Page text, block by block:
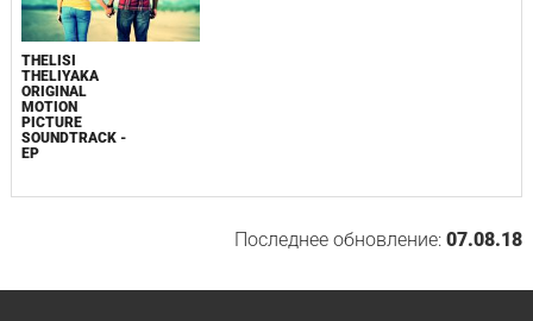
THELISI
THELIYAKA
ORIGINAL
MOTION
PICTURE
SOUNDTRACK -
EP
Последнее обновление:07.08.18